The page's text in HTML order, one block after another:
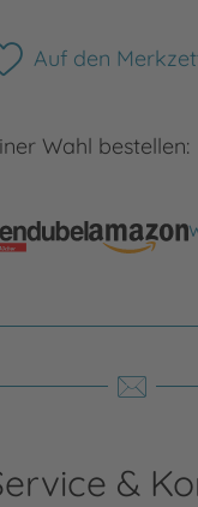
Auf den
Wahl bestellen:
&